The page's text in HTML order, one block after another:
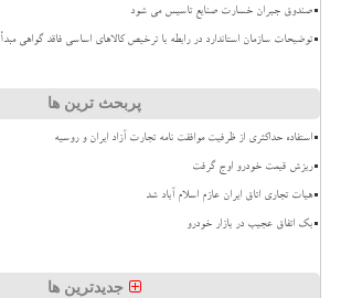
صندوق جبران خسارت صنایع تاسیس می شود
توضیحات سازمان استاندارد در رابطه با ترخیص کالاهای اساسی فاقد گواهی مبدأ
پربحث ترین ها
استفاده حداکثری از ظرفیت موافقت نامه تجارت آزاد ایران و روسیه
ریزش قیمت خودرو اوج گرفت
هیات تجاری اتاق ایران عازم اسلام آباد شد
بک اتفاق عجیب در بازار خودرو
جدیدترین ها